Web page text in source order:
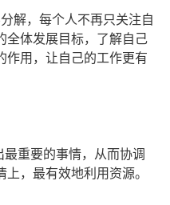
解，每个人不再只关注自
全体发展目标，了解自己
作用，让自己的工作更有
重要的事情，从而协调
，最有效地利用资源。